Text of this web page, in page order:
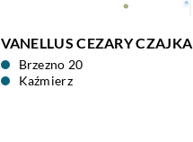
VANELLUS CEZARY CZAJKA
Brzezno 20
Kaźmierz